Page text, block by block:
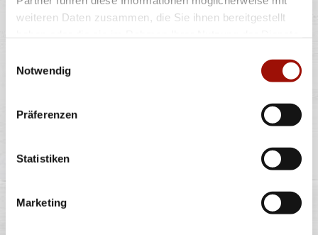
weiteren Daten zusammen, die Sie ihnen bereitgestellt
Notwendig
Präferenzen
Statistiken
Marketing
Grammaturen oder Durchmessern, bspw. der Pizzen sind circa-
Angaben und können durch die Zubereitung geringfügig variieren.
* Weitere Produktinformationen zu vorverpackten Lebensmitteln